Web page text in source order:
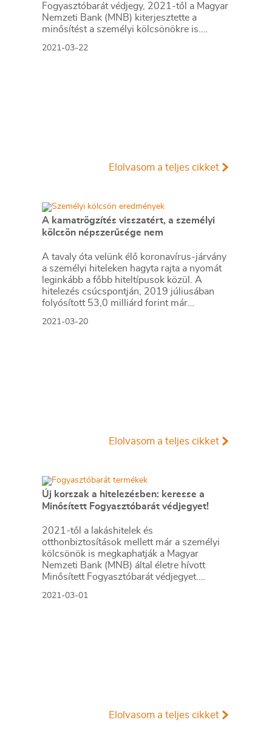
Fogyasztóbarát védjegy, 2021-től a Magyar
Nemzeti Bank (MNB) kiterjesztette a
minősítést a személyi kölcsönökre is.
biztosító fogyasztóbarátként hirdethesse
a jegybank összehasonlító kalkulátorai is
2021-03-22
Elolvasom a teljes cikket
A kamatrögzítés visszatért, a személyi
kölcsön népszerűsége nem
A tavaly óta velünk élő koronavírus-járvány
a személyi hiteleken hagyta rajta a nyomát
leginkább a főbb hiteltípusok közül. A
hitelezés csúcspontján, 2019 júliusában
folyósított 53,0 milliárd forint már
óta a havi személyi hitel volumen a 30
2021-03-20
Elolvasom a teljes cikket
Új korszak a hitelezésben: keresse a
Minősített Fogyasztóbarát védjegyet!
2021-től a lakáshitelek és
otthonbiztosítások mellett már a személyi
kölcsönök is megkaphatják a Magyar
Nemzeti Bank (MNB) által életre hívott
Minősített Fogyasztóbarát védjegyet.
hitelkonstrukciónak ahhoz, hogy a
2021-03-01
Elolvasom a teljes cikket